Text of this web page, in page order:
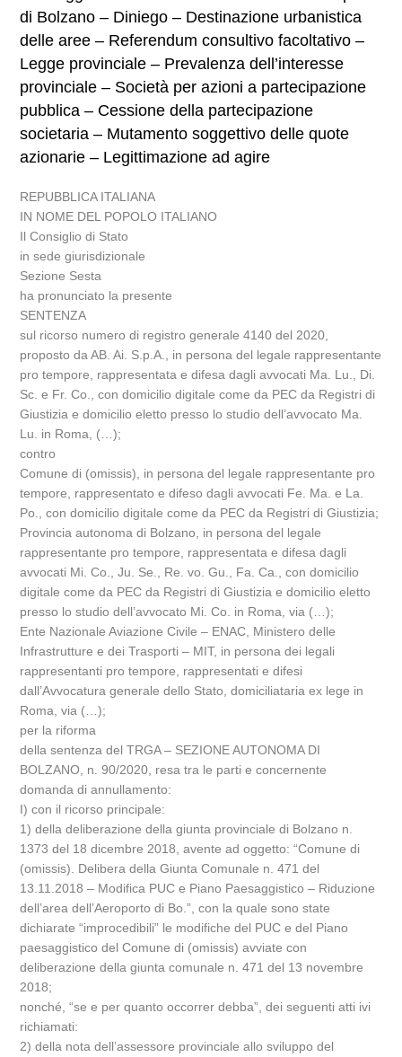
di Bolzano – Diniego – Destinazione urbanistica
delle aree – Referendum consultivo facoltativo –
Legge provinciale – Prevalenza dell’interesse
provinciale – Società per azioni a partecipazione
pubblica – Cessione della partecipazione
societaria – Mutamento soggettivo delle quote
azionarie – Legittimazione ad agire
REPUBBLICA ITALIANA
IN NOME DEL POPOLO ITALIANO
Il Consiglio di Stato
in sede giurisdizionale
Sezione Sesta
ha pronunciato la presente
SENTENZA
sul ricorso numero di registro generale 4140 del 2020,
proposto da AB. Ai. S.p.A., in persona del legale rappresentante
pro tempore, rappresentata e difesa dagli avvocati Ma. Lu., Di.
Sc. e Fr. Co., con domicilio digitale come da PEC da Registri di
Giustizia e domicilio eletto presso lo studio dell’avvocato Ma.
Lu. in Roma, (…);
contro
Comune di (omissis), in persona del legale rappresentante pro
tempore, rappresentato e difeso dagli avvocati Fe. Ma. e La.
Po., con domicilio digitale come da PEC da Registri di Giustizia;
Provincia autonoma di Bolzano, in persona del legale
rappresentante pro tempore, rappresentata e difesa dagli
avvocati Mi. Co., Ju. Se., Re. vo. Gu., Fa. Ca., con domicilio
digitale come da PEC da Registri di Giustizia e domicilio eletto
presso lo studio dell’avvocato Mi. Co. in Roma, via (…);
Ente Nazionale Aviazione Civile – ENAC, Ministero delle
Infrastrutture e dei Trasporti – MIT, in persona dei legali
rappresentanti pro tempore, rappresentati e difesi
dall’Avvocatura generale dello Stato, domiciliataria ex lege in
Roma, via (…);
per la riforma
della sentenza del TRGA – SEZIONE AUTONOMA DI
BOLZANO, n. 90/2020, resa tra le parti e concernente
domanda di annullamento:
I) con il ricorso principale:
1) della deliberazione della giunta provinciale di Bolzano n.
1373 del 18 dicembre 2018, avente ad oggetto: “Comune di
(omissis). Delibera della Giunta Comunale n. 471 del
13.11.2018 – Modifica PUC e Piano Paesaggistico – Riduzione
dell’area dell’Aeroporto di Bo.”, con la quale sono state
dichiarate “improcedibili” le modifiche del PUC e del Piano
paesaggistico del Comune di (omissis) avviate con
deliberazione della giunta comunale n. 471 del 13 novembre
2018;
nonché, “se e per quanto occorrer debba”, dei seguenti atti ivi
richiamati:
2) della nota dell’assessore provinciale allo sviluppo del